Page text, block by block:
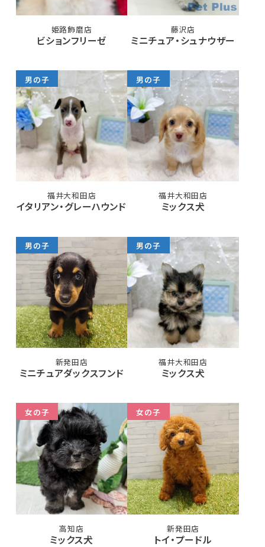
姫路飾磨店
ビションフリーゼ
藤沢店
ミニチュア・シュナウザー
男の子
福井大和田店
イタリアン・グレーハウンド
男の子
福井大和田店
ミックス犬
男の子
新発田店
ミニチュアダックスフンド
男の子
福井大和田店
ミックス犬
女の子
高知店
ミックス犬
女の子
新発田店
トイ・プードル